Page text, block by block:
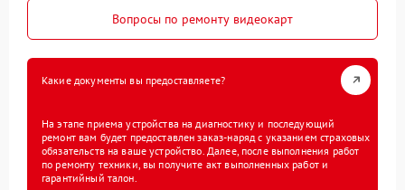
Вопросы по ремонту видеокарт
Какие документы вы предоставляете?
На этапе приема устройства на диагностику и последующий
ремонт вам будет предоставлен заказ-наряд с указанием страховых
обязательств на ваше устройство. Далее, после выполнения работ
по ремонту техники, вы получите акт выполненных работ и
гарантийный талон.